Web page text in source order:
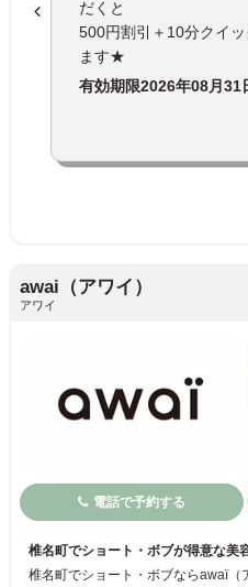
だくと
500円割引＋10分クイ
ます★
有効期限2026年08月31
awai（アワイ）
アワイ
電話で予約する
椎名町でショート・ボブが得意な美